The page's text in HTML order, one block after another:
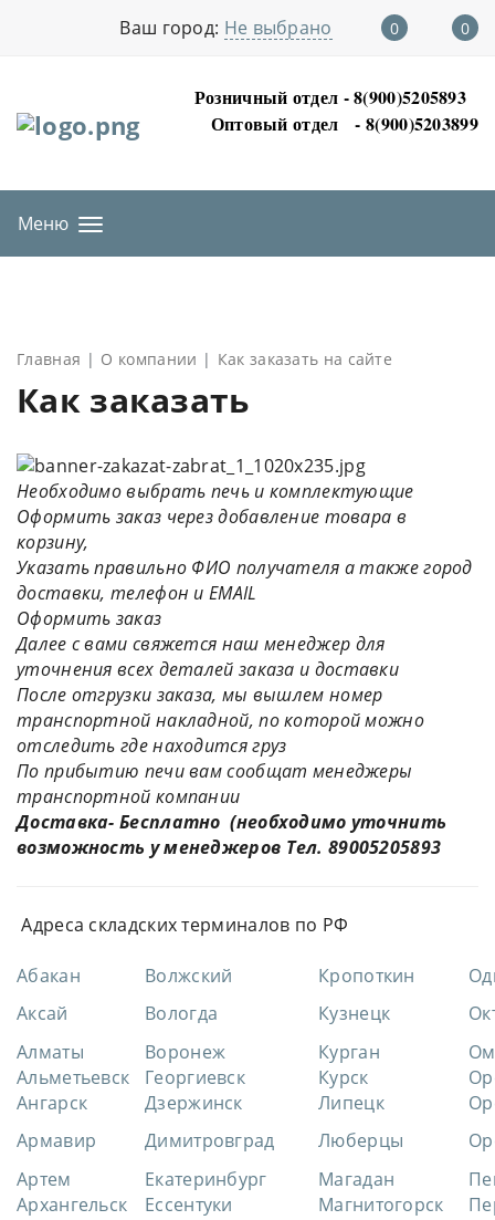
Ваш город: Не выбрано 0 0
Розничный отдел - 8(900)5205893
Оптовый отдел- 8(900)5203899
Меню
Главная О компании Как заказать на сайте
Как заказать
Необходимо выбрать печь и комплектующие
Оформить заказ через добавление товара в
корзину,
Указать правильно ФИО получателя а также город
доставки, телефон и EMAIL
Оформить заказ
Далее с вами свяжется наш менеджер для
уточнения всех деталей заказа и доставки
После отгрузки заказа, мы вышлем номер
транспортной накладной, по которой можно
отследить где находится груз
По прибытию печи вам сообщат менеджеры
транспортной компании
Доставка- Бесплатно (необходимо уточнить
возможность у менеджеров Тел. 89005205893
Адреса складских терминалов по РФ
Абакан Волжский Кропоткин
Аксай
Вологда Кузнецк
Алматы
Воронеж Курган
Альметьевск
Георгиевск Курск
Ангарск
Дзержинск Липецк
Армавир
Димитровград Люберцы
Артем
Екатеринбург Магадан
Архангельск
Ессентуки Магнитогорск